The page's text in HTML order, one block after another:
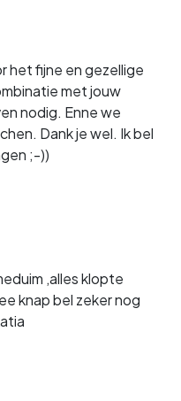
het fijne en gezellige
met jouw
nodig. Enne we
Dank je wel. Ik bel
;-))
,alles klopte
knap bel zeker nog